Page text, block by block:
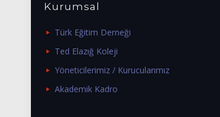
Kurumsal
Türk Eğitim Derneği
Ted Elazığ Koleji
Yöneticilerimiz / Kurucularımız
Akademik Kadro